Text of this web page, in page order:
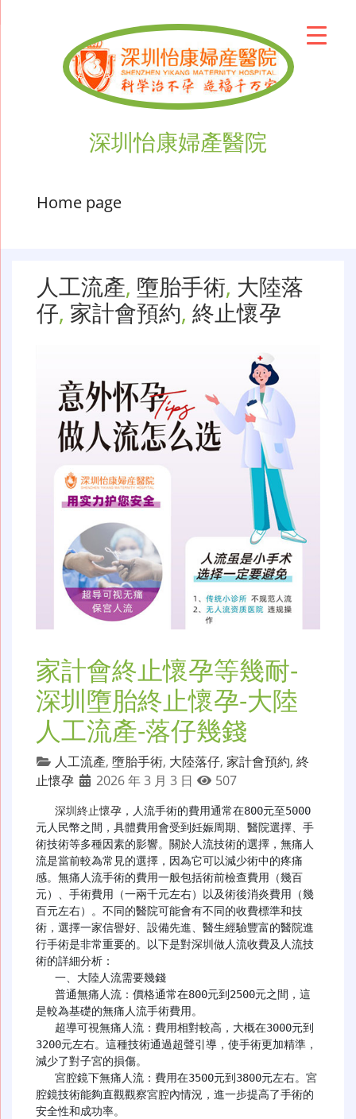
深圳怡康婦產醫院
Home page
人工流產, 墮胎手術, 大陸落
仔, 家計會預約, 終止懷孕
家計會終止懷孕等幾耐-
深圳墮胎終止懷孕-大陸
人工流產-落仔幾錢
人工流產, 墮胎手術, 大陸落仔, 家計會預約, 終
止懷孕
2026 年 3 月 3 日 507
深圳終止懷孕 ，人流手術的費用通常在800元至5000
元人民幣之間，具體費用會受到妊娠周期、醫院選擇、手
術技術等多種因素的影響。關於人流技術的選擇，無痛人
流是當前較為常見的選擇，因為它可以減少術中的疼痛
感。無痛人流手術的費用一般包括術前檢查費用（幾百
元）、手術費用（一兩千元左右）以及術後消炎費用（幾
百元左右）。不同的醫院可能會有不同的收費標準和技
術，選擇一家信譽好、設備先進、醫生經驗豐富的醫院進
行手術是非常重要的。以下是對深圳做人流收費及人流技
術的詳細分析：
是較為基礎的無痛人流手術費用。
3200元左右。這種技術通過超聲引導，使手術更加精準，
減少了對子宮的損傷。
腔鏡技術能夠直觀觀察宮腔內情況，進一步提高了手術的
安全性和成功率。